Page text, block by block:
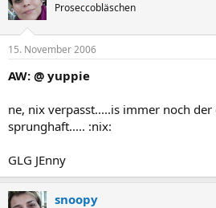
Proseccobläschen
15. November 2006
AW: @ yuppie
ne, nix verpasst.....is immer noch
sprunghaft..... :nix:
GLG JEnny
snoopy